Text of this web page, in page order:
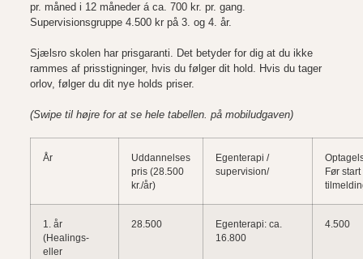
pr. måned i 12 måneder á ca. 700 kr. pr. gang.
Supervisionsgruppe 4.500 kr på 3. og 4. år.
Sjælsro skolen har prisgaranti. Det betyder for dig at du ikke
rammes af prisstigninger, hvis du følger dit hold. Hvis du tager
orlov, følger du dit nye holds priser.
(Swipe til højre for at se hele tabellen. på mobiludgaven)
År
Uddannelses
pris (28.500
kr./år)
Egenterapi /
supervision/
Før
1. år
(Healings-
eller
28.500
Egenterapi: ca.
16.800
4.500